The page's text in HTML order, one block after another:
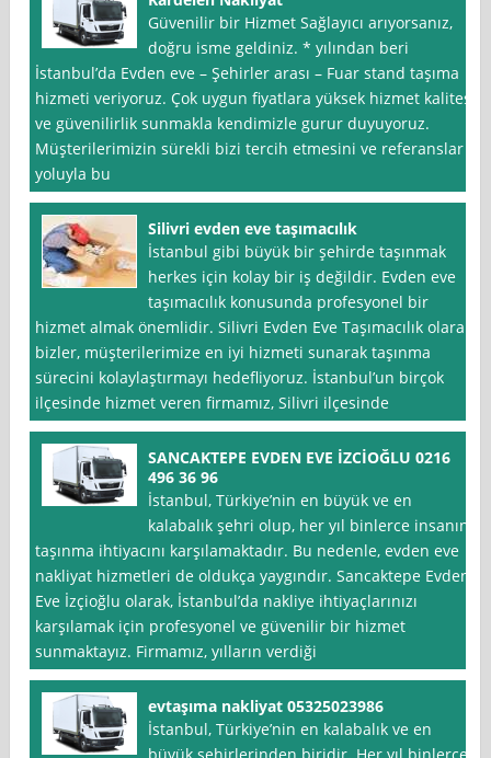
Güvenilir bir Hizmet Sağlayıcı arıyorsanız,
doğru isme geldiniz. * yılından beri
İstanbul’da Evden eve – Şehirler arası – Fuar stand taşıma
hizmeti veriyoruz. Çok uygun fiyatlara yüksek hizmet kalitesi
ve güvenilirlik sunmakla kendimizle gurur duyuyoruz.
Müşterilerimizin sürekli bizi tercih etmesini ve referanslar
yoluyla bu
Silivri evden eve taşımacılık
İstanbul gibi büyük bir şehirde taşınmak
herkes için kolay bir iş değildir. Evden eve
taşımacılık konusunda profesyonel bir
hizmet almak önemlidir. Silivri Evden Eve Taşımacılık olarak
bizler, müşterilerimize en iyi hizmeti sunarak taşınma
sürecini kolaylaştırmayı hedefliyoruz. İstanbul’un birçok
ilçesinde hizmet veren firmamız, Silivri ilçesinde
SANCAKTEPE EVDEN EVE İZCİOĞLU 0216
496 36 96
İstanbul, Türkiye’nin en büyük ve en
kalabalık şehri olup, her yıl binlerce insanın
taşınma ihtiyacını karşılamaktadır. Bu nedenle, evden eve
nakliyat hizmetleri de oldukça yaygındır. Sancaktepe Evden
Eve İzçioğlu olarak, İstanbul’da nakliye ihtiyaçlarınızı
karşılamak için profesyonel ve güvenilir bir hizmet
sunmaktayız. Firmamız, yılların verdiği
evtaşıma nakliyat 05325023986
İstanbul, Türkiye’nin en kalabalık ve en